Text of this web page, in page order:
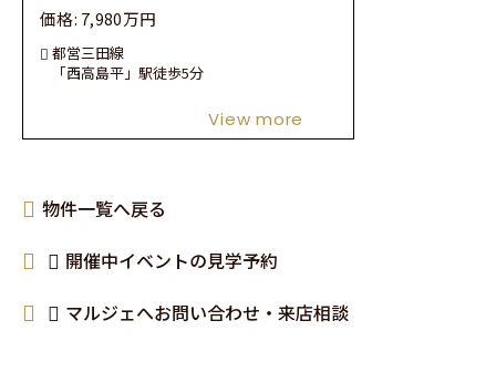
価格: 7,980万円
都営三田線
「西高島平」駅徒歩5分
View more
物件一覧へ戻る
開催中イベントの見学予約
マルジェへお問い合わせ・来店相談